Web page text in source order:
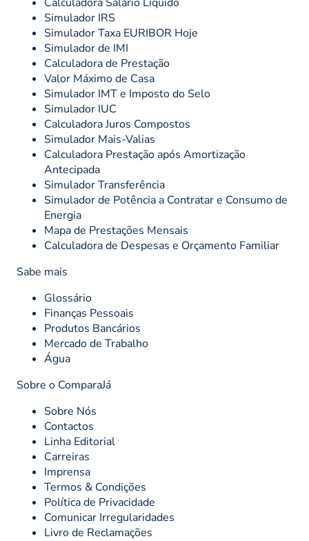
Simulador IRS
Simulador Taxa EURIBOR Hoje
Simulador de IMI
Calculadora de Prestação
Valor Máximo de Casa
Simulador IMT e Imposto do Selo
Simulador IUC
Calculadora Juros Compostos
Simulador Mais-Valias
Calculadora Prestação após Amortização
Antecipada
Simulador Transferência
Simulador de Potência a Contratar e Consumo de
Energia
Mapa de Prestações Mensais
Calculadora de Despesas e Orçamento Familiar
Sabe mais
Glossário
Finanças Pessoais
Produtos Bancários
Mercado de Trabalho
Água
Sobre o ComparaJá
Sobre Nós
Contactos
Linha Editorial
Carreiras
Imprensa
Termos & Condições
Política de Privacidade
Comunicar Irregularidades
Livro de Reclamações